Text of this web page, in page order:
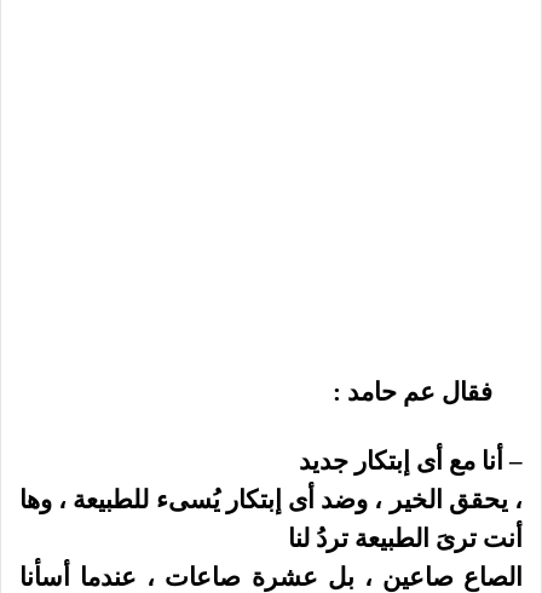
فقال عم حامد :
– أنا مع أى إبتكار جديد
، يحقق الخير ، وضد أى إبتكار يُسىء للطبيعة ، وها
أنت ترىَ الطبيعة تردُ لنا
الصاع صاعين ، بل عشرة صاعات ، عندما أسأنا